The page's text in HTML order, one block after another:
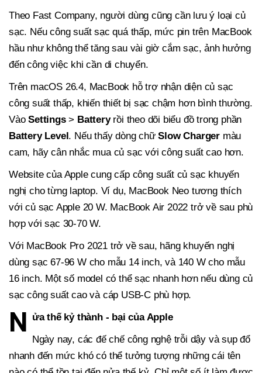
Theo Fast Company, người dùng cũng cần lưu ý loại củ
sạc. Nếu công suất sạc quá thấp, mức pin trên MacBook
hầu như không thể tăng sau vài giờ cắm sạc, ảnh hưởng
đến công việc khi cần di chuyển.
Trên macOS 26.4, MacBook hỗ trợ nhận diện củ sạc
công suất thấp, khiến thiết bị sạc chậm hơn bình thường.
VàoSettings> Batteryrồi theo dõi biểu đồ trong phần
Battery Level. Nếu thấy dòng chữSlow Charger màu
cam, hãy cân nhắc mua củ sạc với công suất cao hơn.
Website của Apple cung cấp công suất củ sạc khuyến
nghị cho từng laptop. Ví dụ, MacBook Neo tương thích
với củ sạc Apple 20 W. MacBook Air 2022 trở về sau phù
hợp với sạc 30-70 W.
Với MacBook Pro 2021 trở về sau, hãng khuyến nghị
dùng sạc 67-96 W cho mẫu 14 inch, và 140 W cho mẫu
16 inch. Một số model có thể sạc nhanh hơn nếu dùng củ
sạc công suất cao và cáp USB-C phù hợp.
N ửa thế kỷ thành - bại của Apple
Ngày nay, các đế chế công nghệ trỗi dậy và sụp đổ
nhanh đến mức khó có thể tưởng tượng những cái tên